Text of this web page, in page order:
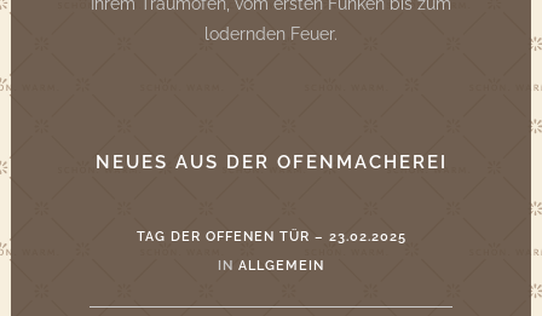
lodernden Feuer.
NEUES AUS DER OFENMACHEREI
TAG DER OFFENEN TÜR – 23.02.2025
IN ALLGEMEIN